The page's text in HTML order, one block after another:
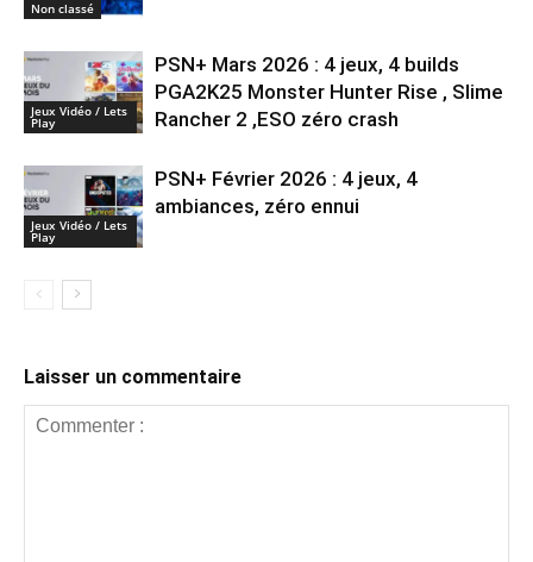
Non classé
Jeux Vidéo / Lets
Play
PSN+ Mars 2026 : 4 jeux, 4 builds
PGA2K25 Monster Hunter Rise , Slime
Rancher 2 ,ESO zéro crash
Jeux Vidéo / Lets
Play
PSN+ Février 2026 : 4 jeux, 4
ambiances, zéro ennui
Laisser un commentaire